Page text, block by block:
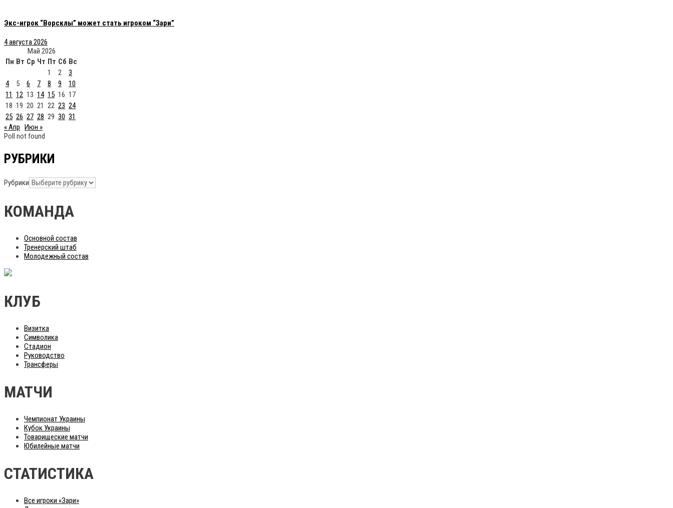
Экс-игрок “Ворсклы” может стать игроком “Зари”
4 августа 2026
Май 2026
Пн Вт Ср Чт Пт Сб Вс
1
2
3
4
5 6 7 8 9
10
11 12 13 14 15 16 17
18 19 20 21 22 23 24
25 26 27 28 29 30 31
« Апр Июн »
Poll not found
РУБРИКИ
Рубрики
КОМАНДА
Основной состав
Тренерский штаб
Молодежный состав
КЛУБ
Визитка
Символика
Стадион
Руководство
Трансферы
МАТЧИ
Чемпионат Украины
Кубок Украины
Товарищеские матчи
Юбилейные матчи
СТАТИСТИКА
Все игроки «Зари»